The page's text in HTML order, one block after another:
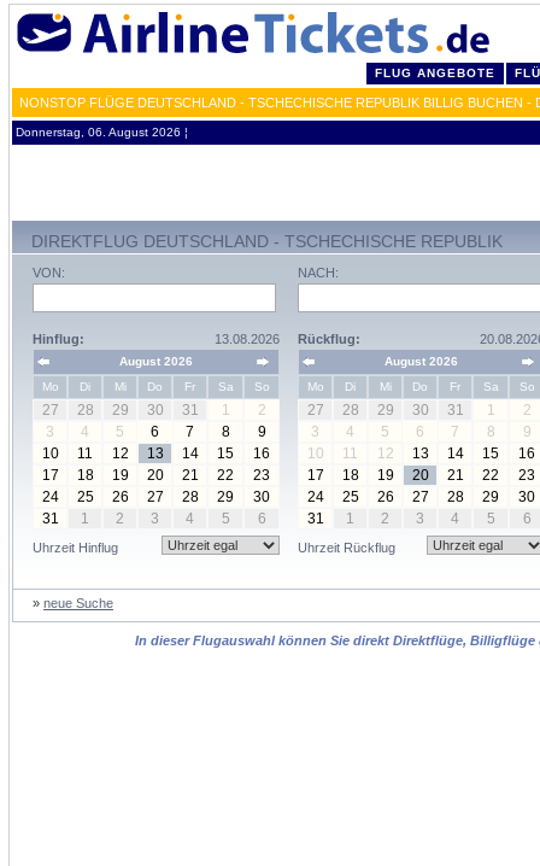
FLUG ANGEBOTE
NONSTOP FLÜGE DEUTSCHLAND - TSCHECHISCHE REPUBLIK BILLIG BUCHEN -
Donnerstag, 06. August 2026 ¦
DIREKTFLUG DEUTSCHLAND - TSCHECHISCHE REPUBLIK
VON:
Hinflug: 13.08.2026
August 2026
Mo
Di Mi Do Fr Sa So
27 28 29 30 31 1
2
3
4 5 6 7 8
9
10
11 12 13 14 15
16
17
18 19 20 21 22
23
24
25 26 27 28 29
30
31
1 2 3 4 5 6
Uhrzeit Hinflug
NACH:
Rückflug:
August 2026
Mo
Di Mi Do Fr Sa So
27 28 29 30 31 1
2
3
4 5 6 7 8
9
10
11 12 13 14 15
16
17
18 19 20 21 22
23
24
25 26 27 28 29
30
31
1 2 3 4 5 6
Uhrzeit Rückflug
» neue Suche
In dieser Flugauswahl können Sie direkt Direktflüge,